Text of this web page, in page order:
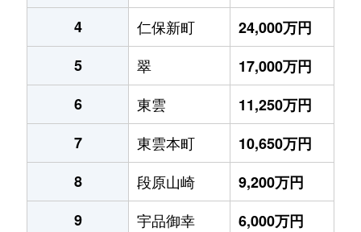
4
仁保新町
24,000万円
5
翠
17,000万円
6
東雲
11,250万円
7
東雲本町
10,650万円
8
段原山崎
9,200万円
9
宇品御幸
6,000万円